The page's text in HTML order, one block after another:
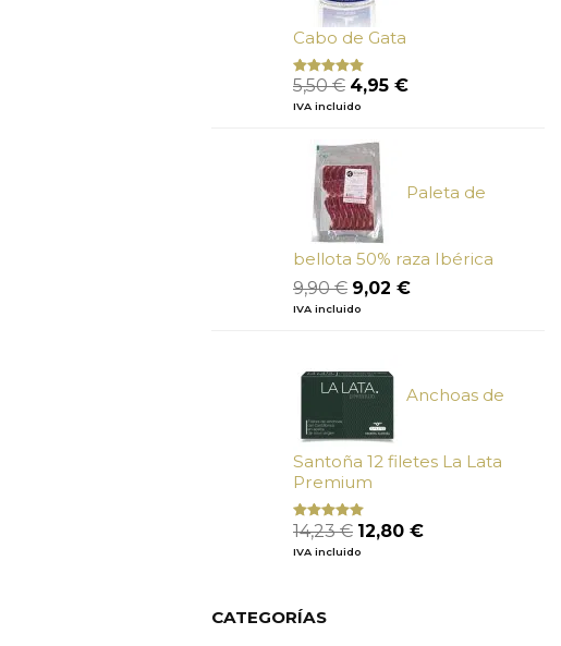
Cabo de Gata
Valorado
con
de
5
5,50€ El
precio
era:
5,50 €.
4,95 €El
IVA incluido
Paleta de
bellota 50% raza Ibérica
9,90€ El
precio
9,90 €.
9,02 €El
IVA incluido
Anchoas de
Santoña 12 filetes La Lata
Premium
Valorado
con
de 5
14,23€ El
precio
12,80 €El
IVA incluido
CATEGORÍAS